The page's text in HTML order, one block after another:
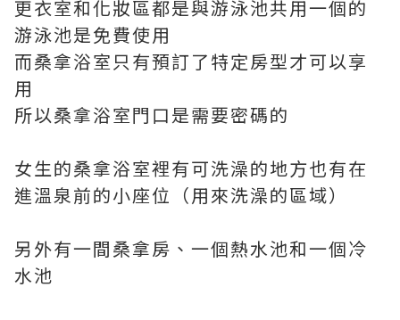
更衣室和化妝區都是與游泳池共用一個的
游泳池是免費使用
而桑拿浴室只有預訂了特定房型才可以享
用
所以桑拿浴室門口是需要密碼的
女生的桑拿浴室裡有可洗澡的地方也有在
進溫泉前的小座位（用來洗澡的區域）
另外有一間桑拿房、一個熱水池和一個冷
水池